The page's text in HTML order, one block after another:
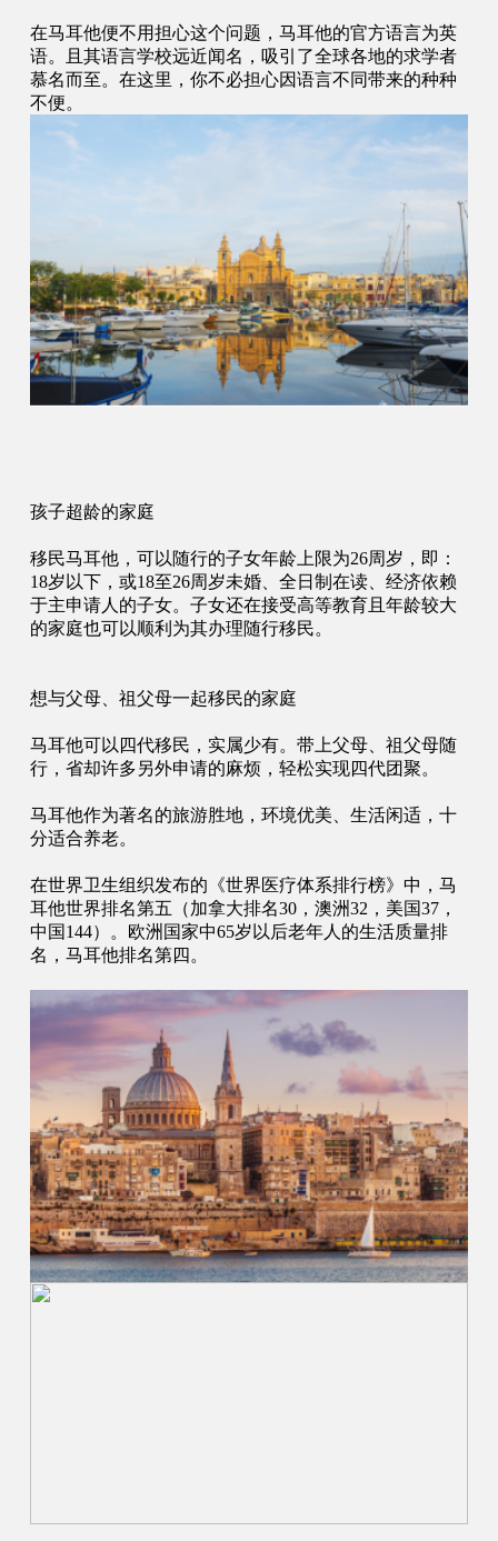
在马耳他便不用担心这个问题，马耳他的官方语言为英
语。且其语言学校远近闻名，吸引了全球各地的求学者
慕名而至。在这里，你不必担心因语言不同带来的种种
不便。
孩子超龄的家庭
移民马耳他，可以随行的子女年龄上限为26周岁，即：
18岁以下，或18至26周岁未婚、全日制在读、经济依赖
于主申请人的子女。子女还在接受高等教育且年龄较大
的家庭也可以顺利为其办理随行移民。
想与父母、祖父母一起移民的家庭
马耳他可以四代移民，实属少有。带上父母、祖父母随
行，省却许多另外申请的麻烦，轻松实现四代团聚。
马耳他作为著名的旅游胜地，环境优美、生活闲适，十
分适合养老。
在世界卫生组织发布的《世界医疗体系排行榜》中，马
耳他世界排名第五（加拿大排名30，澳洲32，美国37，
中国144）。欧洲国家中65岁以后老年人的生活质量排
名，马耳他排名第四。